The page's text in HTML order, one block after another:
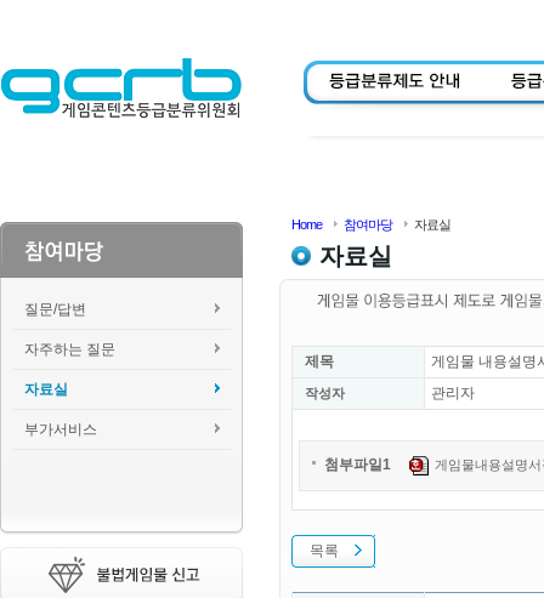
질문/답변
자주하는 질문
자료실
부가서비스
Home 참여마당 자료실
자료실
제목 게임물 내용설명
작성자 관리자
첨부파일1 게임물내용설명
목록